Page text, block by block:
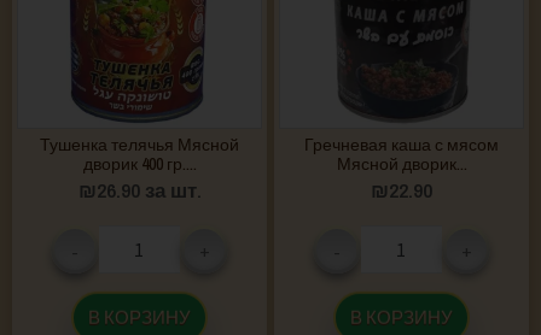
Тушенка телячья Мясной
дворик 400 гр....
₪26.90 за шт.
В КОРЗИНУ
Гречневая каша с мясом
Мясной дворик...
₪22.90
В КОРЗИНУ